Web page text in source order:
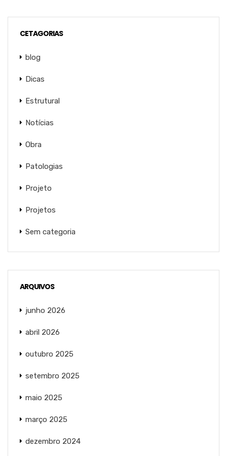
CETAGORIAS
blog
Dicas
Estrutural
Notícias
Obra
Patologias
Projeto
Projetos
Sem categoria
ARQUIVOS
junho 2026
abril 2026
outubro 2025
setembro 2025
maio 2025
março 2025
dezembro 2024